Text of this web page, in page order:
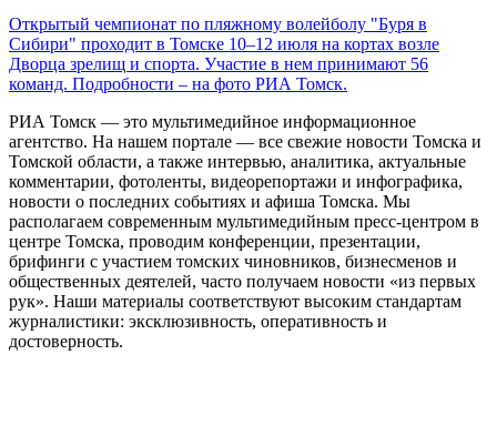
Открытый чемпионат по пляжному волейболу "Буря в
Сибири" проходит в Томске 10–12 июля на кортах возле
Дворца зрелищ и спорта. Участие в нем принимают 56
команд. Подробности – на фото РИА Томск.
РИА Томск — это мультимедийное информационное
агентство. На нашем портале — все свежие новости Томска и
Томской области, а также интервью, аналитика, актуальные
комментарии, фотоленты, видеорепортажи и инфографика,
новости о последних событиях и афиша Томска. Мы
располагаем современным мультимедийным пресс-центром в
центре Томска, проводим конференции, презентации,
брифинги с участием томских чиновников, бизнесменов и
общественных деятелей, часто получаем новости «из первых
рук». Наши материалы соответствуют высоким стандартам
журналистики: эксклюзивность, оперативность и
достоверность.